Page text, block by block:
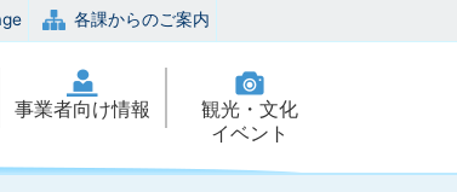
各課からのご案内
事業者向け情報
観光・文化
イベント